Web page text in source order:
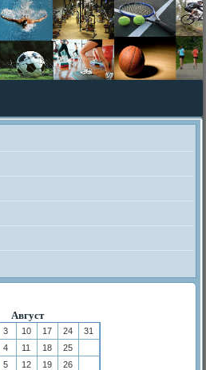
Август
3 10 17 24
31
4 11 18
25
5 12 19
26